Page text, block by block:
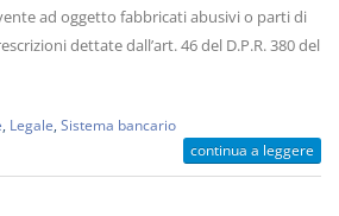
ad oggetto fabbricati abusivi o parti di
dettate dall’art. 46 del D.P.R. 380 del
Legale Sistema bancario
continua a leggere